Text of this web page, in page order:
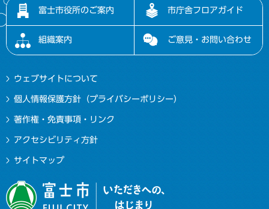
富士市役所のご案内 市庁舎フロアガイド
組織案内 ご意見・お問い合わせ
ウェブサイトについて
個人情報保護方針（プライバシーポリシー）
著作権・免責事項・リンク
アクセシビリティ方針
サイトマップ